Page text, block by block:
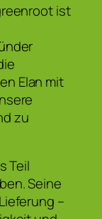
ist
Elan mit
zu
Teil
Seine
–